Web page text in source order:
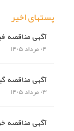
پستهای اخیر
آگهی مناقصه
۰۴ مرداد ۱۴۰۵
آگهی مناقصه
۰۳ مرداد ۱۴۰۵
آگهی مناقصه